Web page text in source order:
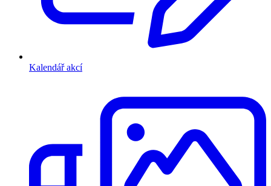
Kalendář akcí